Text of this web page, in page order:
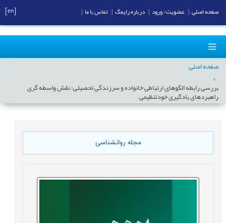
صفحه اصلی
بررسی رابطه الگوهای ارتباطی خانواده و سرزندگی تحصیلی: نقش واسطه گری
راهبردهای یادگیری خودتنظیمی
مجله روانشناسی
صفحه اصلی عضویت/ ورود درباره رایمگ تماس با ما